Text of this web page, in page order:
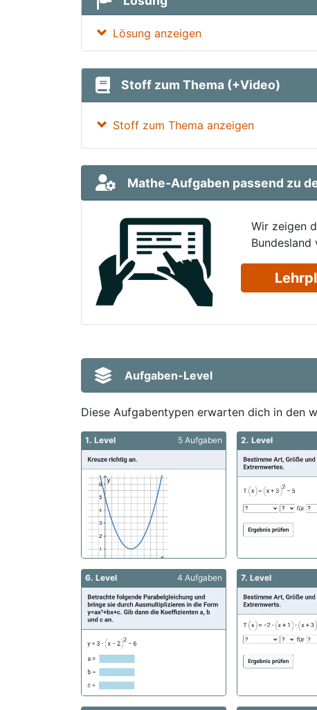
Lösung anzeigen
Stoff zum Thema (+Video)
Stoff zum Thema anzeigen
Mathe-Aufgaben passend zu
Wir zeigen
Bundesland
Aufgaben-Level
Diese Aufgabentypen erwarten dich in den
1. Level 5 Aufgaben 2. Level
6. Level 4 Aufgaben 7. Level